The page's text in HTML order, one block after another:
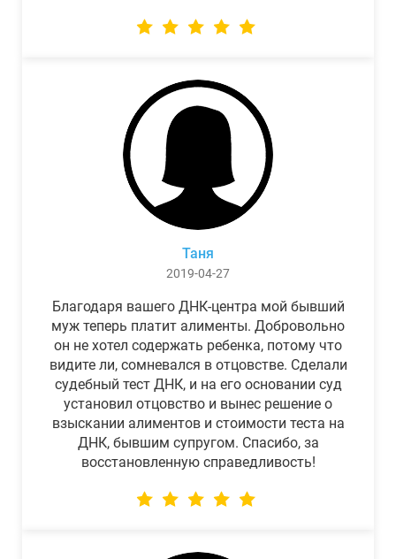
Таня
2019-04-27
Благодаря вашего ДНК-центра мой бывший
муж теперь платит алименты. Добровольно
он не хотел содержать ребенка, потому что
видите ли, сомневался в отцовстве. Сделали
судебный тест ДНК, и на его основании суд
установил отцовство и вынес решение о
взыскании алиментов и стоимости теста на
ДНК, бывшим супругом. Спасибо, за
восстановленную справедливость!